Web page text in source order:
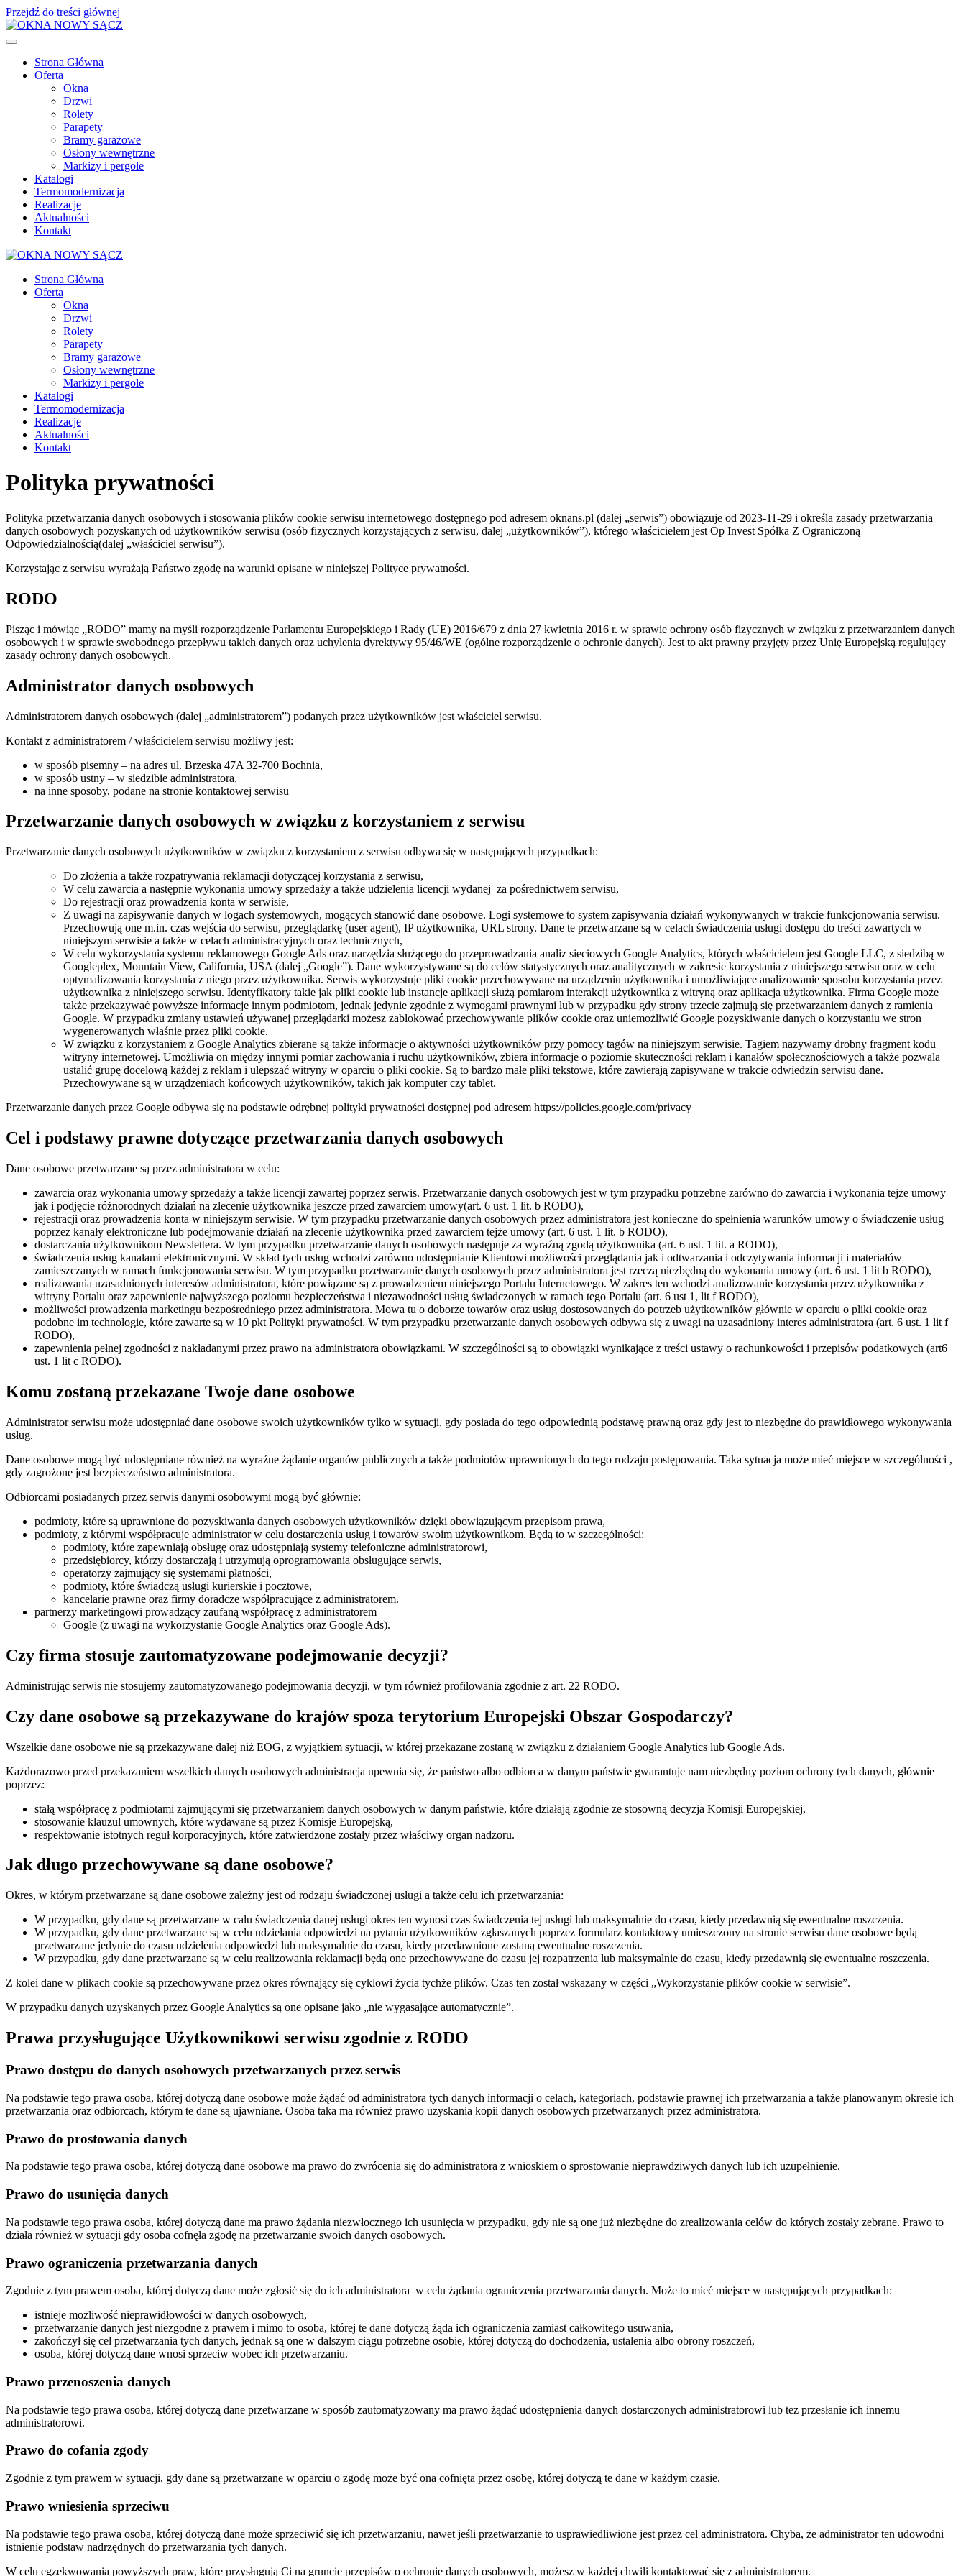
Przejdź do treści głównej
Strona Główna
Oferta
Okna
Drzwi
Rolety
Parapety
Bramy garażowe
Osłony wewnętrzne
Markizy i pergole
Katalogi
Termomodernizacja
Realizacje
Aktualności
Kontakt
Strona Główna
Oferta
Okna
Drzwi
Rolety
Parapety
Bramy garażowe
Osłony wewnętrzne
Markizy i pergole
Katalogi
Termomodernizacja
Realizacje
Aktualności
Kontakt
Polityka prywatności
Polityka przetwarzania danych osobowych i stosowania plików cookie serwisu internetowego dostępnego pod adresem oknans.pl (dalej „serwis”) obowiązuje od 2023-11-29 i określa zasady przetwarzania
danych osobowych pozyskanych od użytkowników serwisu (osób fizycznych korzystających z serwisu, dalej „użytkowników”), którego właścicielem jest Op Invest Spółka Z Ograniczoną
Odpowiedzialnością(dalej „właściciel serwisu”).
Korzystając z serwisu wyrażają Państwo zgodę na warunki opisane w niniejszej Polityce prywatności.
RODO
Pisząc i mówiąc „RODO” mamy na myśli rozporządzenie Parlamentu Europejskiego i Rady (UE) 2016/679 z dnia 27 kwietnia 2016 r. w sprawie ochrony osób fizycznych w związku z przetwarzaniem danych
osobowych i w sprawie swobodnego przepływu takich danych oraz uchylenia dyrektywy 95/46/WE (ogólne rozporządzenie o ochronie danych). Jest to akt prawny przyjęty przez Unię Europejską regulujący
zasady ochrony danych osobowych.
Administrator danych osobowych
Administratorem danych osobowych (dalej „administratorem”) podanych przez użytkowników jest właściciel serwisu.
Kontakt z administratorem / właścicielem serwisu możliwy jest:
w sposób pisemny – na adres ul. Brzeska 47A 32-700 Bochnia,
w sposób ustny – w siedzibie administratora,
na inne sposoby, podane na stronie kontaktowej serwisu
Przetwarzanie danych osobowych w związku z korzystaniem z serwisu
Przetwarzanie danych osobowych użytkowników w związku z korzystaniem z serwisu odbywa się w następujących przypadkach:
Do złożenia a także rozpatrywania reklamacji dotyczącej korzystania z serwisu,
W celu zawarcia a następnie wykonania umowy sprzedaży a także udzielenia licencji wydanej za pośrednictwem serwisu,
Do rejestracji oraz prowadzenia konta w serwisie,
Z uwagi na zapisywanie danych w logach systemowych, mogących stanowić dane osobowe. Logi systemowe to system zapisywania działań wykonywanych w trakcie funkcjonowania serwisu.
Przechowują one m.in. czas wejścia do serwisu, przeglądarkę (user agent), IP użytkownika, URL strony. Dane te przetwarzane są w celach świadczenia usługi dostępu do treści zawartych w
niniejszym serwisie a także w celach administracyjnych oraz technicznych,
W celu wykorzystania systemu reklamowego Google Ads oraz narzędzia służącego do przeprowadzania analiz sieciowych Google Analytics, których właścicielem jest Google LLC, z siedzibą w
Googleplex, Mountain View, California, USA (dalej „Google”). Dane wykorzystywane są do celów statystycznych oraz analitycznych w zakresie korzystania z niniejszego serwisu oraz w celu
optymalizowania korzystania z niego przez użytkownika. Serwis wykorzystuje pliki cookie przechowywane na urządzeniu użytkownika i umożliwiające analizowanie sposobu korzystania przez
użytkownika z niniejszego serwisu. Identyfikatory takie jak pliki cookie lub instancje aplikacji służą pomiarom interakcji użytkownika z witryną oraz aplikacja użytkownika. Firma Google może
także przekazywać powyższe informacje innym podmiotom, jednak jedynie zgodnie z wymogami prawnymi lub w przypadku gdy strony trzecie zajmują się przetwarzaniem danych z ramienia
Google. W przypadku zmiany ustawień używanej przeglądarki możesz zablokować przechowywanie plików cookie oraz uniemożliwić Google pozyskiwanie danych o korzystaniu we stron
wygenerowanych właśnie przez pliki cookie.
W związku z korzystaniem z Google Analytics zbierane są także informacje o aktywności użytkowników przy pomocy tagów na niniejszym serwisie. Tagiem nazywamy drobny fragment kodu
witryny internetowej. Umożliwia on między innymi pomiar zachowania i ruchu użytkowników, zbiera informacje o poziomie skuteczności reklam i kanałów społecznościowych a także pozwala
ustalić grupę docelową każdej z reklam i ulepszać witryny w oparciu o pliki cookie. Są to bardzo małe pliki tekstowe, które zawierają zapisywane w trakcie odwiedzin serwisu dane.
Przechowywane są w urządzeniach końcowych użytkowników, takich jak komputer czy tablet.
Przetwarzanie danych przez Google odbywa się na podstawie odrębnej polityki prywatności dostępnej pod adresem https://policies.google.com/privacy
Cel i podstawy prawne dotyczące przetwarzania danych osobowych
Dane osobowe przetwarzane są przez administratora w celu:
zawarcia oraz wykonania umowy sprzedaży a także licencji zawartej poprzez serwis. Przetwarzanie danych osobowych jest w tym przypadku potrzebne zarówno do zawarcia i wykonania tejże umowy
jak i podjęcie różnorodnych działań na zlecenie użytkownika jeszcze przed zawarciem umowy(art. 6 ust. 1 lit. b RODO),
rejestracji oraz prowadzenia konta w niniejszym serwisie. W tym przypadku przetwarzanie danych osobowych przez administratora jest konieczne do spełnienia warunków umowy o świadczenie usług
poprzez kanały elektroniczne lub podejmowanie działań na zlecenie użytkownika przed zawarciem tejże umowy (art. 6 ust. 1 lit. b RODO),
dostarczania użytkownikom Newslettera. W tym przypadku przetwarzanie danych osobowych następuje za wyraźną zgodą użytkownika (art. 6 ust. 1 lit. a RODO),
świadczenia usług kanałami elektronicznymi. W skład tych usług wchodzi zarówno udostępnianie Klientowi możliwości przeglądania jak i odtwarzania i odczytywania informacji i materiałów
zamieszczanych w ramach funkcjonowania serwisu. W tym przypadku przetwarzanie danych osobowych przez administratora jest rzeczą niezbędną do wykonania umowy (art. 6 ust. 1 lit b RODO),
realizowania uzasadnionych interesów administratora, które powiązane są z prowadzeniem niniejszego Portalu Internetowego. W zakres ten wchodzi analizowanie korzystania przez użytkownika z
witryny Portalu oraz zapewnienie najwyższego poziomu bezpieczeństwa i niezawodności usług świadczonych w ramach tego Portalu (art. 6 ust 1, lit f RODO),
możliwości prowadzenia marketingu bezpośredniego przez administratora. Mowa tu o doborze towarów oraz usług dostosowanych do potrzeb użytkowników głównie w oparciu o pliki cookie oraz
podobne im technologie, które zawarte są w 10 pkt Polityki prywatności. W tym przypadku przetwarzanie danych osobowych odbywa się z uwagi na uzasadniony interes administratora (art. 6 ust. 1 lit f
RODO),
zapewnienia pełnej zgodności z nakładanymi przez prawo na administratora obowiązkami. W szczególności są to obowiązki wynikające z treści ustawy o rachunkowości i przepisów podatkowych (art6
ust. 1 lit c RODO).
Komu zostaną przekazane Twoje dane osobowe
Administrator serwisu może udostępniać dane osobowe swoich użytkowników tylko w sytuacji, gdy posiada do tego odpowiednią podstawę prawną oraz gdy jest to niezbędne do prawidłowego wykonywania
usług.
Dane osobowe mogą być udostępniane również na wyraźne żądanie organów publicznych a także podmiotów uprawnionych do tego rodzaju postępowania. Taka sytuacja może mieć miejsce w szczególności ,
gdy zagrożone jest bezpieczeństwo administratora.
Odbiorcami posiadanych przez serwis danymi osobowymi mogą być głównie:
podmioty, które są uprawnione do pozyskiwania danych osobowych użytkowników dzięki obowiązującym przepisom prawa,
podmioty, z którymi współpracuje administrator w celu dostarczenia usług i towarów swoim użytkownikom. Będą to w szczególności:
podmioty, które zapewniają obsługę oraz udostępniają systemy telefoniczne administratorowi,
przedsiębiorcy, którzy dostarczają i utrzymują oprogramowania obsługujące serwis,
operatorzy zajmujący się systemami płatności,
podmioty, które świadczą usługi kurierskie i pocztowe,
kancelarie prawne oraz firmy doradcze współpracujące z administratorem.
partnerzy marketingowi prowadzący zaufaną współpracę z administratorem
Google (z uwagi na wykorzystanie Google Analytics oraz Google Ads).
Czy firma stosuje zautomatyzowane podejmowanie decyzji?
Administrując serwis nie stosujemy zautomatyzowanego podejmowania decyzji, w tym również profilowania zgodnie z art. 22 RODO.
Czy dane osobowe są przekazywane do krajów spoza terytorium Europejski Obszar Gospodarczy?
Wszelkie dane osobowe nie są przekazywane dalej niż EOG, z wyjątkiem sytuacji, w której przekazane zostaną w związku z działaniem Google Analytics lub Google Ads.
Każdorazowo przed przekazaniem wszelkich danych osobowych administracja upewnia się, że państwo albo odbiorca w danym państwie gwarantuje nam niezbędny poziom ochrony tych danych, głównie
poprzez:
stałą współpracę z podmiotami zajmującymi się przetwarzaniem danych osobowych w danym państwie, które działają zgodnie ze stosowną decyzja Komisji Europejskiej,
stosowanie klauzul umownych, które wydawane są przez Komisje Europejską,
respektowanie istotnych reguł korporacyjnych, które zatwierdzone zostały przez właściwy organ nadzoru.
Jak długo przechowywane są dane osobowe?
Okres, w którym przetwarzane są dane osobowe zależny jest od rodzaju świadczonej usługi a także celu ich przetwarzania:
W przypadku, gdy dane są przetwarzane w calu świadczenia danej usługi okres ten wynosi czas świadczenia tej usługi lub maksymalnie do czasu, kiedy przedawnią się ewentualne roszczenia.
W przypadku, gdy dane przetwarzane są w celu udzielania odpowiedzi na pytania użytkowników zgłaszanych poprzez formularz kontaktowy umieszczony na stronie serwisu dane osobowe będą
przetwarzane jedynie do czasu udzielenia odpowiedzi lub maksymalnie do czasu, kiedy przedawnione zostaną ewentualne roszczenia.
W przypadku, gdy dane przetwarzane są w celu realizowania reklamacji będą one przechowywane do czasu jej rozpatrzenia lub maksymalnie do czasu, kiedy przedawnią się ewentualne roszczenia.
Z kolei dane w plikach cookie są przechowywane przez okres równający się cyklowi życia tychże plików. Czas ten został wskazany w części „Wykorzystanie plików cookie w serwisie”.
W przypadku danych uzyskanych przez Google Analytics są one opisane jako „nie wygasające automatycznie”.
Prawa przysługujące Użytkownikowi serwisu zgodnie z RODO
Prawo dostępu do danych osobowych przetwarzanych przez serwis
Na podstawie tego prawa osoba, której dotyczą dane osobowe może żądać od administratora tych danych informacji o celach, kategoriach, podstawie prawnej ich przetwarzania a także planowanym okresie ich
przetwarzania oraz odbiorcach, którym te dane są ujawniane. Osoba taka ma również prawo uzyskania kopii danych osobowych przetwarzanych przez administratora.
Prawo do prostowania danych
Na podstawie tego prawa osoba, której dotyczą dane osobowe ma prawo do zwrócenia się do administratora z wnioskiem o sprostowanie nieprawdziwych danych lub ich uzupełnienie.
Prawo do usunięcia danych
Na podstawie tego prawa osoba, której dotyczą dane ma prawo żądania niezwłocznego ich usunięcia w przypadku, gdy nie są one już niezbędne do zrealizowania celów do których zostały zebrane. Prawo to
działa również w sytuacji gdy osoba cofnęła zgodę na przetwarzanie swoich danych osobowych.
Prawo ograniczenia przetwarzania danych
Zgodnie z tym prawem osoba, której dotyczą dane może zgłosić się do ich administratora w celu żądania ograniczenia przetwarzania danych. Może to mieć miejsce w następujących przypadkach:
istnieje możliwość nieprawidłowości w danych osobowych,
przetwarzanie danych jest niezgodne z prawem i mimo to osoba, której te dane dotyczą żąda ich ograniczenia zamiast całkowitego usuwania,
zakończył się cel przetwarzania tych danych, jednak są one w dalszym ciągu potrzebne osobie, której dotyczą do dochodzenia, ustalenia albo obrony roszczeń,
osoba, której dotyczą dane wnosi sprzeciw wobec ich przetwarzaniu.
Prawo przenoszenia danych
Na podstawie tego prawa osoba, której dotyczą dane przetwarzane w sposób zautomatyzowany ma prawo żądać udostępnienia danych dostarczonych administratorowi lub tez przesłanie ich innemu
administratorowi.
Prawo do cofania zgody
Zgodnie z tym prawem w sytuacji, gdy dane są przetwarzane w oparciu o zgodę może być ona cofnięta przez osobę, której dotyczą te dane w każdym czasie.
Prawo wniesienia sprzeciwu
Na podstawie tego prawa osoba, której dotyczą dane może sprzeciwić się ich przetwarzaniu, nawet jeśli przetwarzanie to usprawiedliwione jest przez cel administratora. Chyba, że administrator ten udowodni
istnienie podstaw nadrzędnych do przetwarzania tych danych.
W celu egzekwowania powyższych praw, które przysługują Ci na gruncie przepisów o ochronie danych osobowych, możesz w każdej chwili kontaktować się z administratorem.